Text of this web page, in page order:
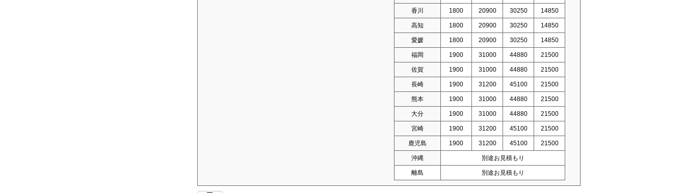
香川 1800 20900 30250 14850
高知 1800 20900 30250 14850
愛媛 1800 20900 30250 14850
福岡 1900 31000 44880 21500
佐賀 1900 31000 44880 21500
長崎 1900 31200 45100 21500
熊本 1900 31000 44880 21500
大分 1900 31000 44880 21500
宮崎 1900 31200 45100 21500
鹿児島 1900 31200 45100 21500
沖縄 別途お見積もり
離島 別途お見積もり